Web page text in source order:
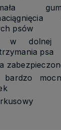
psów
w dolnej
psa